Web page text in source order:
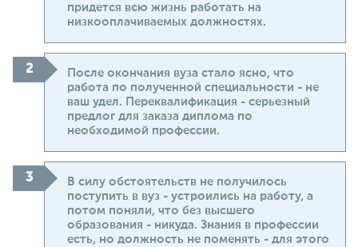
придется всю жизнь работать на
низкооплачиваемых должностях.
После окончания вуза стало ясно, что
работа по полученной специальности - не
ваш удел. Переквалификация - серьезный
предлог для заказа диплома по
необходимой профессии.
В силу обстоятельств не получилось
поступить в вуз - устроились на работу, а
потом поняли, что без высшего
образования - никуда. Знания в профессии
есть, но должность не поменять - для этого